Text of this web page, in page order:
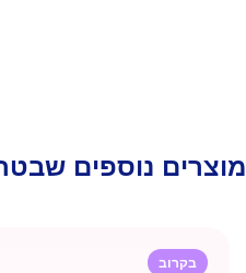
מוצרים נוספים
בקרוב